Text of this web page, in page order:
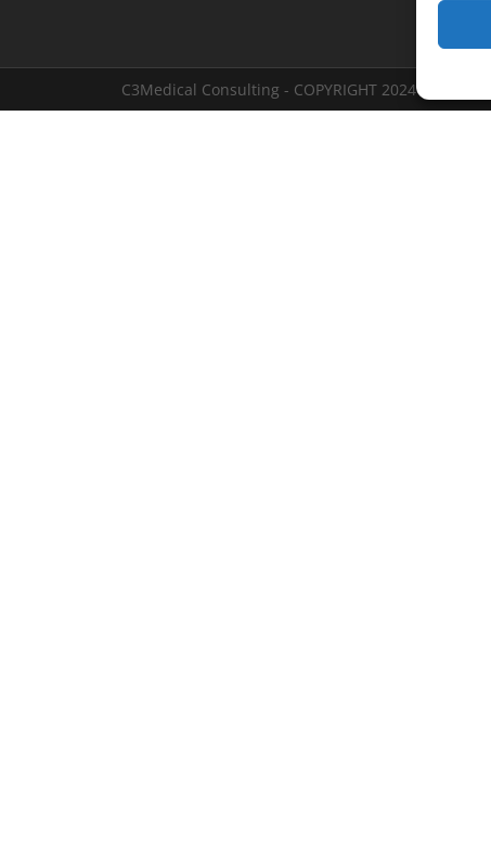
C3Medical Consulting - COPYRIGHT 2024